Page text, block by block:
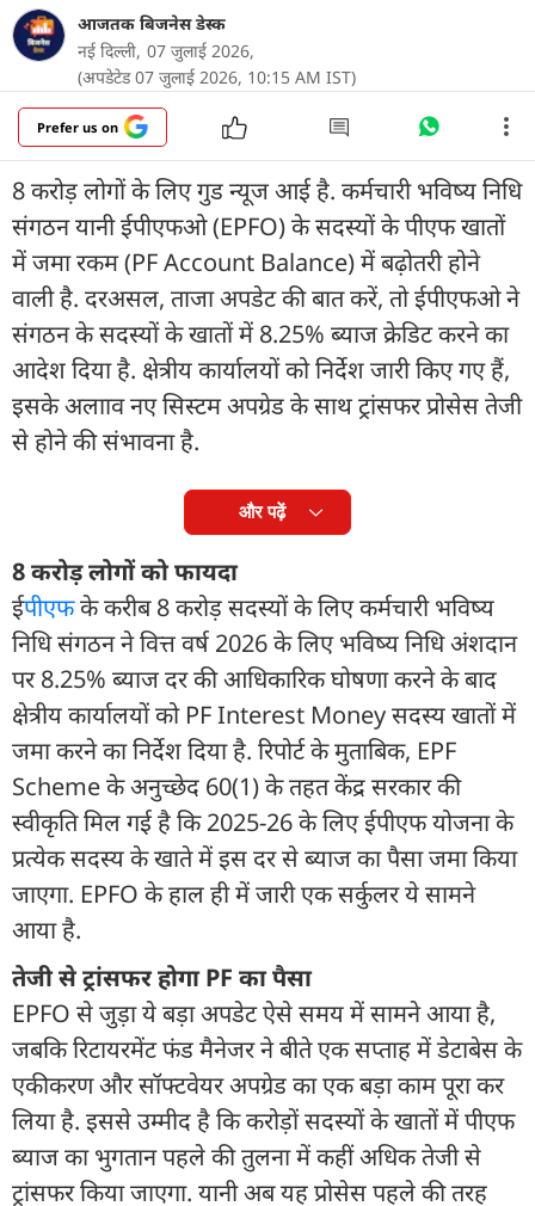
आजतक बिजनेस डेस्क
नई दिल्ली, 07 जुलाई 2026,
(अपडेटेड 07 जुलाई 2026, 10:15 AM IST)
Prefer us on
8 करोड़ लोगों के लिए गुड न्यूज आई है. कर्मचारी भविष्य निधि
संगठन यानी ईपीएफओ (EPFO) के सदस्यों के पीएफ खातों
में जमा रकम (PF Account Balance) में बढ़ोतरी होने
वाली है. दरअसल, ताजा अपडेट की बात करें, तो ईपीएफओ ने
संगठन के सदस्यों के खातों में 8.25% ब्याज क्रेडिट करने का
आदेश दिया है. क्षेत्रीय कार्यालयों को निर्देश जारी किए गए हैं,
इसके अलााव नए सिस्टम अपग्रेड के साथ ट्रांसफर प्रोसेस तेजी
से होने की संभावना है.
और पढ़ें
8 करोड़ लोगों को फायदा
ईपीएफके करीब 8 करोड़ सदस्यों के लिए कर्मचारी भविष्य
निधि संगठन ने वित्त वर्ष 2026 के लिए भविष्य निधि अंशदान
पर 8.25% ब्याज दर की आधिकारिक घोषणा करने के बाद
क्षेत्रीय कार्यालयों को PF Interest Money सदस्य खातों में
जमा करने का निर्देश दिया है. रिपोर्ट के मुताबिक, EPF
Scheme के अनुच्छेद 60(1) के तहत केंद्र सरकार की
स्वीकृति मिल गई है कि 2025-26 के लिए ईपीएफ योजना के
प्रत्येक सदस्य के खाते में इस दर से ब्याज का पैसा जमा किया
जाएगा. EPFO के हाल ही में जारी एक सर्कुलर ये सामने
आया है.
तेजी से ट्रांसफर होगा PF का पैसा
EPFO से जुड़ा ये बड़ा अपडेट ऐसे समय में सामने आया है,
जबकि रिटायरमेंट फंड मैनेजर ने बीते एक सप्ताह में डेटाबेस के
एकीकरण और सॉफ्टवेयर अपग्रेड का एक बड़ा काम पूरा कर
लिया है. इससे उम्मीद है कि करोड़ों सदस्यों के खातों में पीएफ
ब्याज का भुगतान पहले की तुलना में कहीं अधिक तेजी से
ट्रांसफर किया जाएगा. यानी अब यह प्रोसेस पहले की तरह